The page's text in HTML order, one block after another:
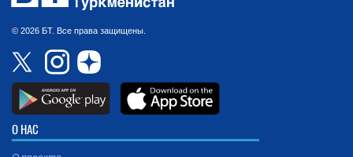
© 2026 БТ. Все права защищены.
О НАС